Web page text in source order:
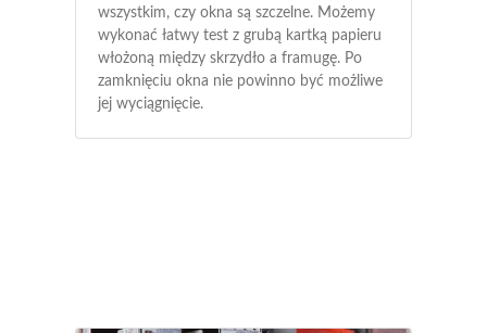
wszystkim, czy okna są szczelne. Możemy
wykonać łatwy test z grubą kartką papieru
włożoną między skrzydło a framugę. Po
zamknięciu okna nie powinno być możliwe
jej wyciągnięcie.